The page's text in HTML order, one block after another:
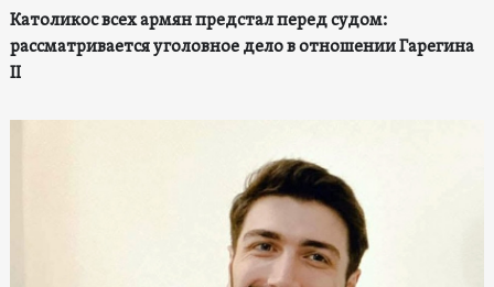
Католикос всех армян предстал перед судом:
рассматривается уголовное дело в отношении Гарегина
II